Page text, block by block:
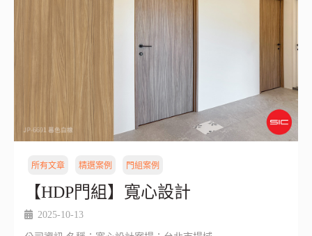
所有文章 精選案例 門組案例
【HDP門組】寬心設計
2025-10-13